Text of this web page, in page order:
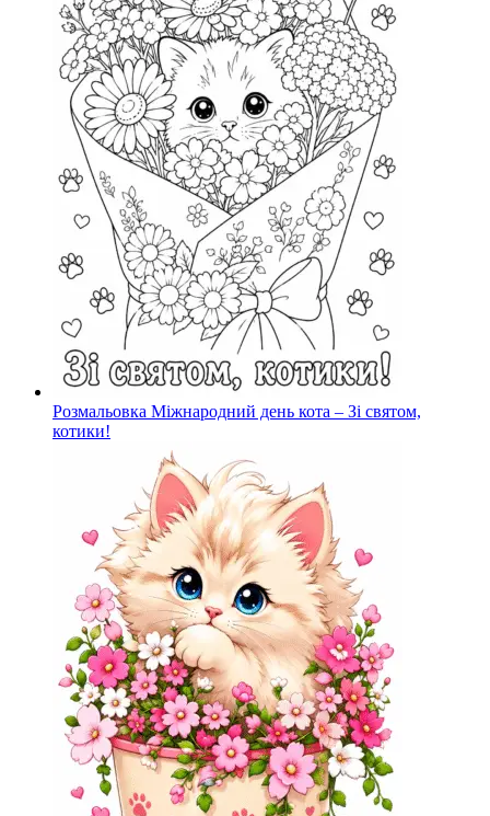
Розмальовка Міжнародний день кота – Зі святом,
котики!